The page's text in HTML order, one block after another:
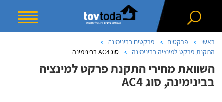
ראשי פרקטים
פרקטים בבינימינה
התקנת פרקט למינציה בבינימינה
סוג AC4 בבינימינה
השוואת מחירי התקנת פרקט למינציה
בבינימינה, סוג AC4